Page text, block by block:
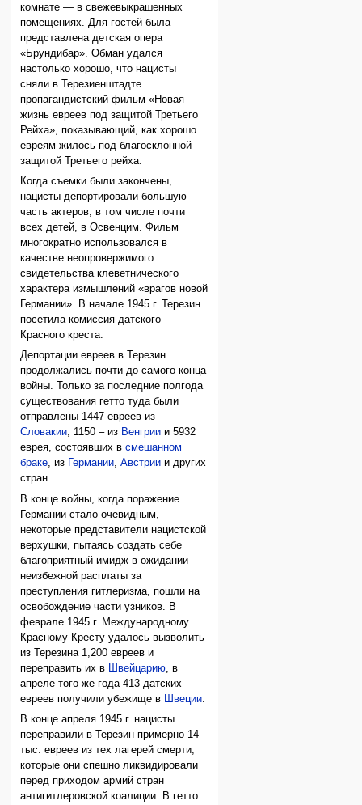
комнате — в свежевыкрашенных
помещениях. Для гостей была
представлена детская опера
«Брундибар». Обман удался
настолько хорошо, что нацисты
сняли в Терезиенштадте
пропагандистский фильм «Новая
жизнь евреев под защитой Третьего
Рейха», показывающий, как хорошо
евреям жилось под благосклонной
защитой Третьего рейха.
Когда съемки были закончены,
нацисты депортировали большую
часть актеров, в том числе почти
всех детей, в Освенцим. Фильм
многократно использовался в
качестве неопровержимого
свидетельства клеветнического
характера измышлений «врагов новой
Германии». В начале 1945 г. Терезин
посетила комиссия датского
Красного креста.
Депортации евреев в Терезин
продолжались почти до самого конца
войны. Только за последние полгода
существования гетто туда были
отправлены 1447 евреев из
Словакии, 1150 – из Венгрии и 5932
еврея, состоявших всмешанном
браке, из Германии,Австрии и других
стран.
В конце войны, когда поражение
Германии стало очевидным,
некоторые представители нацистской
верхушки, пытаясь создать себе
благоприятный имидж в ожидании
неизбежной расплаты за
преступления гитлеризма, пошли на
освобождение части узников. В
феврале 1945 г. Международному
Красному Кресту удалось вызволить
из Терезина 1,200 евреев и
переправить их в Швейцарию, в
апреле того же года 413 датских
евреев получили убежище в Швеции.
В конце апреля 1945 г. нацисты
переправили в Терезин примерно 14
тыс. евреев из тех лагерей смерти,
которые они спешно ликвидировали
перед приходом армий стран
антигитлеровской коалиции. В гетто